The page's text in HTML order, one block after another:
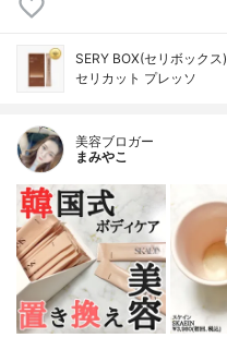
SERY BOX(セリボックス)
セリカット プレッソ
美容ブロガー
まみやこ